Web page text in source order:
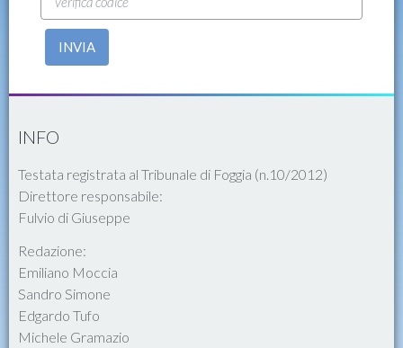
INVIA
INFO
Testata registrata al Tribunale di Foggia (n.10/2012)
Direttore responsabile:
Fulvio di Giuseppe
Redazione:
Emiliano Moccia
Sandro Simone
Edgardo Tufo
Michele Gramazio